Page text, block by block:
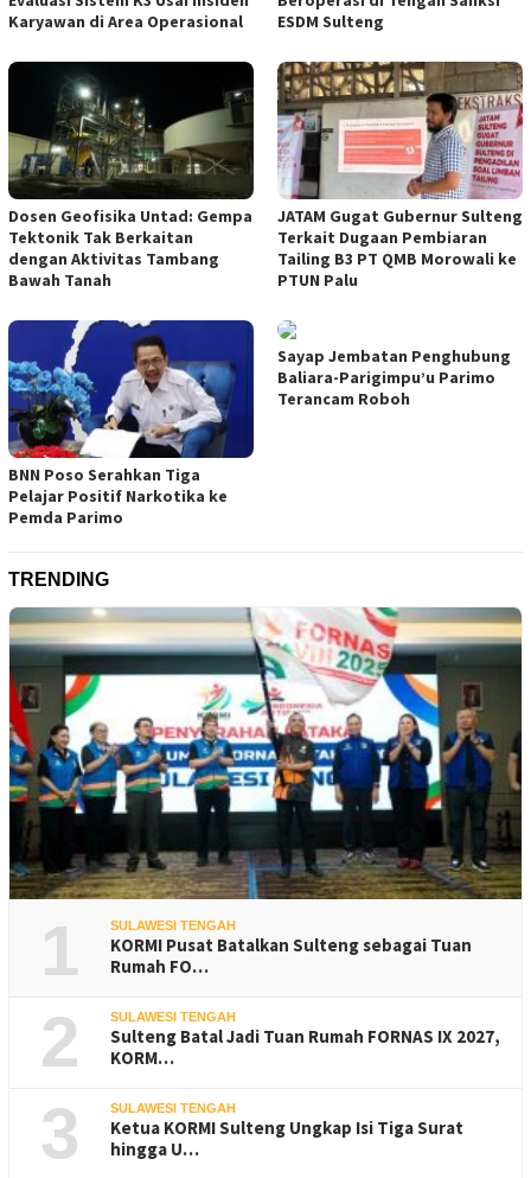
Karyawan di Area Operasional
ESDM Sulteng
Dosen Geofisika Untad: Gempa
Tektonik Tak Berkaitan
dengan Aktivitas Tambang
Bawah Tanah
JATAM Gugat Gubernur Sulteng
Terkait Dugaan Pembiaran
Tailing B3 PT QMB Morowali ke
PTUN Palu
BNN Poso Serahkan Tiga
Pelajar Positif Narkotika ke
Pemda Parimo
Sayap Jembatan Penghubung
Baliara-Parigimpu’u Parimo
Terancam Roboh
TRENDING
1 SULAWESI TENGAH
KORMI Pusat Batalkan Sulteng sebagai Tuan
Rumah FO…
2 SULAWESI TENGAH
Sulteng Batal Jadi Tuan Rumah FORNAS IX 2027,
KORM…
3 SULAWESI TENGAH
Ketua KORMI Sulteng Ungkap Isi Tiga Surat
hingga U…